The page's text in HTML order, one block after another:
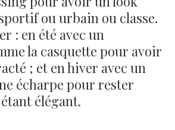
ou urbain ou classe.
: en été avec un
la casquette pour avoir
; et en hiver avec un
écharpe pour rester
élégant.